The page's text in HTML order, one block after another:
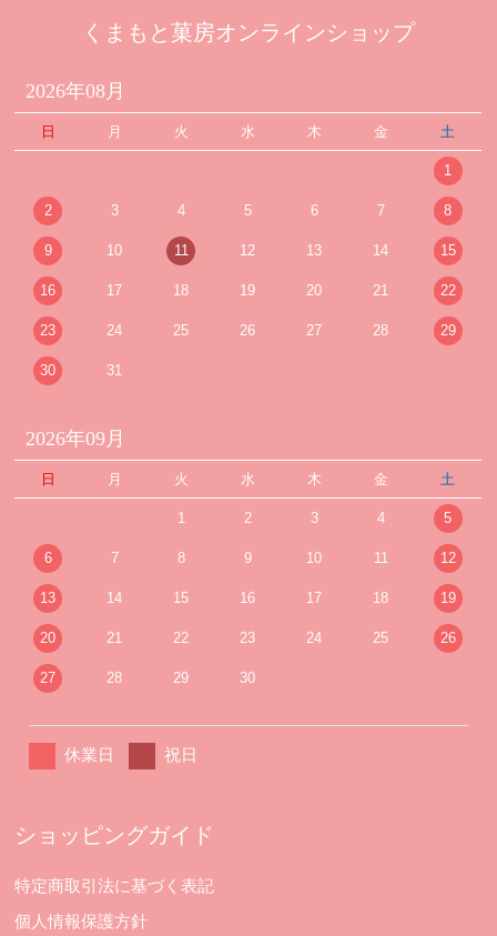
くまもと菓房オンラインショップ
2026年08月
日 月 火 水 木 金 土
1
2 3 4 5 6 7 8
9 10 11 12 13 14 15
16 17 18 19 20 21 22
23 24 25 26 27 28 29
30 31
2026年09月
日 月 火 水 木 金 土
1 2 3 4 5
6 7 8 9 10 11 12
13 14 15 16 17 18 19
20 21 22 23 24 25 26
27 28 29 30
休業日 祝日
ショッピングガイド
特定商取引法に基づく表記
個人情報保護方針